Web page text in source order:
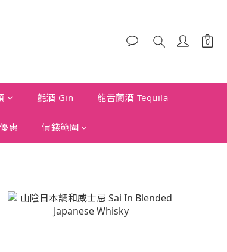
氈酒 Gin 龍舌蘭酒 Tequila
惠 價錢範圍